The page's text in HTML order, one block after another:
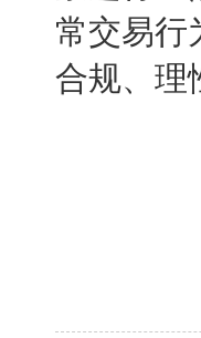
常交易行
合规、理